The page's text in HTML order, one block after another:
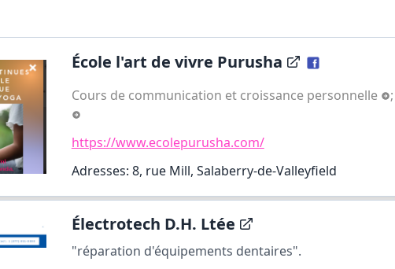
École l'art de vivre Purusha
Cours de communication et croissance personnelle ;
https://www.ecolepurusha.com/
Adresses: 8, rue Mill, Salaberry-de-Valleyfield
Électrotech D.H. Ltée
"réparation d'équipements dentaires".